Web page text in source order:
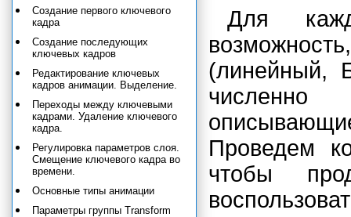
Для
(линейный,
численно
Проведем
чтобы
Создание первого ключевого
кадра
Создание последующих
ключевых кадров
Редактирование ключевых
кадров анимации. Выделение.
Переходы между ключевыми
кадрами. Удаление ключевого
кадра.
Регулировка параметров слоя.
Смещение ключевого кадра во
времени.
Основные типы анимации
Параметры группы Transform